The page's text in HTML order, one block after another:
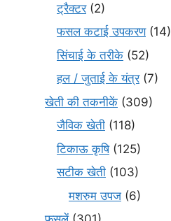
ट्रैक्टर(2)
फसल कटाई उपकरण(14)
सिंचाई के तरीके (52)
हल / जुताई के यंत्र(7)
खेती की तकनीकें (309)
जैविक खेती (118)
टिकाऊ कृषि(125)
सटीक खेती (103)
मशरुम उपज (6)